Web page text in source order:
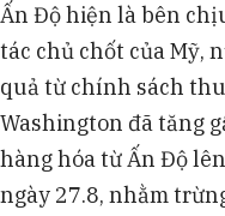
Ấn Độ hiện là bên
tác chủ chốt của Mỹ,
quả từ chính sách
Washington đã tăng
hàng hóa từ Ấn Độ
ngày 27.8, nhằm